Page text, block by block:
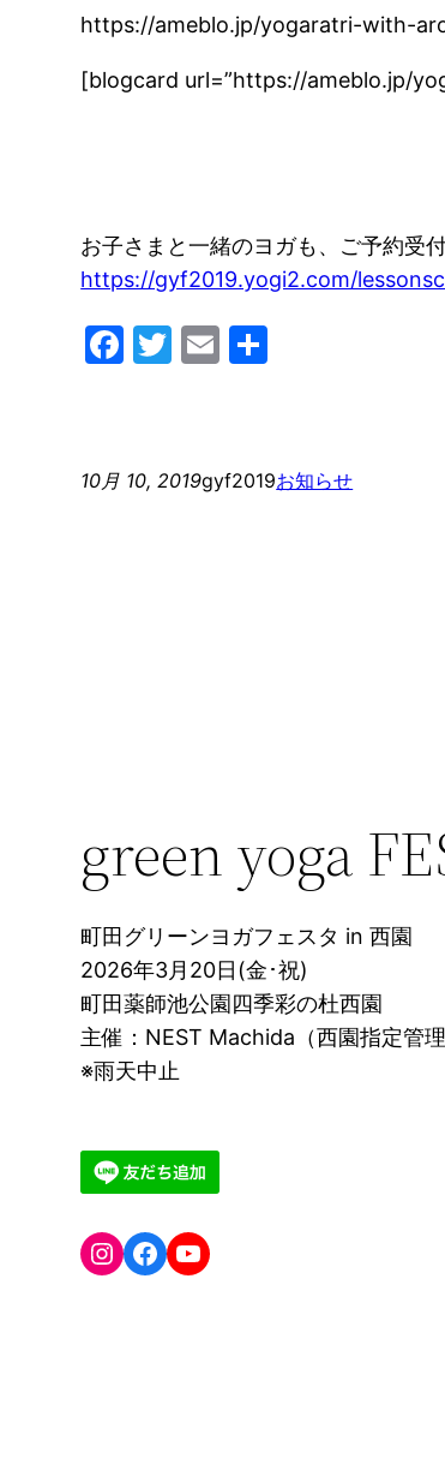
https://ameblo.jp/yogaratri-with-
[blogcard url=”https://ameblo.jp/
お子さまと一緒のヨガも、ご予約受付
https://gyf2019.yogi2.com/
Facebook
Twitter
Email
10月 10, 2019gyf2019お知らせ
green yoga
町田グリーンヨガフェスタ in 西園
2026年3月20日(金･祝)
町田薬師池公園四季彩の杜西園
主催：NEST Machida（西園指定管理
※雨天中止
greenyogafesta Facebook YouTube